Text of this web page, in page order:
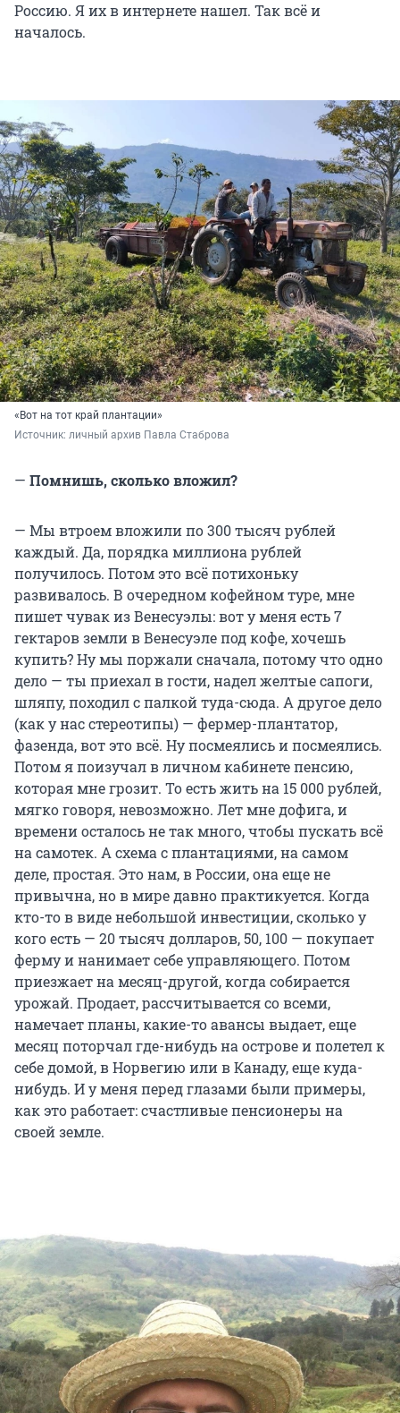
Россию. Я их в интернете нашел. Так всё и
началось.
«Вот на тот край плантации»
Источник: личный архив Павла Стаброва
— Помнишь, сколько вложил?
— Мы втроем вложили по 300 тысяч рублей
каждый. Да, порядка миллиона рублей
получилось. Потом это всё потихоньку
развивалось. В очередном кофейном туре, мне
пишет чувак из Венесуэлы: вот у меня есть 7
гектаров земли в Венесуэле под кофе, хочешь
купить? Ну мы поржали сначала, потому что одно
дело — ты приехал в гости, надел желтые сапоги,
шляпу, походил с палкой туда-сюда. А другое дело
(как у нас стереотипы) — фермер-плантатор,
фазенда, вот это всё. Ну посмеялись и посмеялись.
Потом я поизучал в личном кабинете пенсию,
которая мне грозит. То есть жить на 15 000 рублей,
мягко говоря, невозможно. Лет мне дофига, и
времени осталось не так много, чтобы пускать всё
на самотек. А схема с плантациями, на самом
деле, простая. Это нам, в России, она еще не
привычна, но в мире давно практикуется. Когда
кто-то в виде небольшой инвестиции, сколько у
кого есть — 20 тысяч долларов, 50, 100 — покупает
ферму и нанимает себе управляющего. Потом
приезжает на месяц-другой, когда собирается
урожай. Продает, рассчитывается со всеми,
намечает планы, какие-то авансы выдает, еще
месяц поторчал где-нибудь на острове и полетел к
себе домой, в Норвегию или в Канаду, еще куда-
нибудь. И у меня перед глазами были примеры,
как это работает: счастливые пенсионеры на
своей земле.